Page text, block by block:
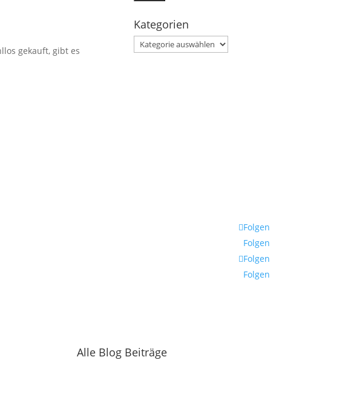
gekauft, gibt es
Kategorien
Kategorien
Folgen
Folgen
Folgen
Folgen
Alle Blog Beiträge